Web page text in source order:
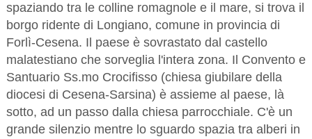
spaziando tra le colline romagnole e il mare, si trova il
borgo ridente di Longiano, comune in provincia di
Forlì-Cesena. Il paese è sovrastato dal castello
malatestiano che sorveglia l'intera zona. Il Convento e
Santuario Ss.mo Crocifisso (chiesa giubilare della
diocesi di Cesena-Sarsina) è assieme al paese, là
sotto, ad un passo dalla chiesa parrocchiale. C'è un
grande silenzio mentre lo sguardo spazia tra alberi in